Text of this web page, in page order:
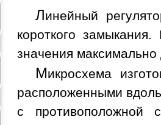
Линейный
короткого
значения
Микросхема
расположенными
с